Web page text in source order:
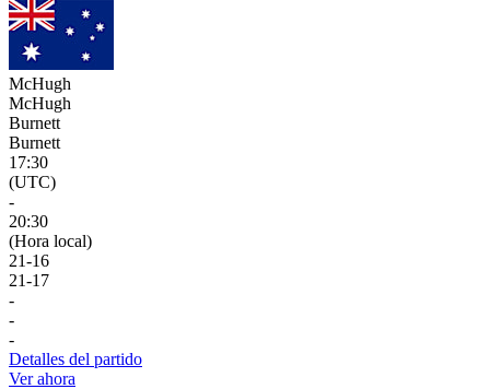
McHugh
McHugh
Burnett
Burnett
17:30
(UTC)
-
20:30
(Hora local)
21-16
21-17
-
-
-
Detalles del partido
Ver ahora